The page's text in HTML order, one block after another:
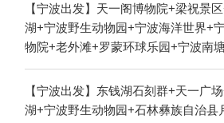
【宁波出发】天一阁博物院+梁祝景
湖+宁波野生动物园+宁波海洋世界+
物院+老外滩+罗蒙环球乐园+宁波南
+君澜半山汤泉1日游
【宁波出发】东钱湖石刻群+天一广
湖+宁波野生动物园+石林彝族自治县